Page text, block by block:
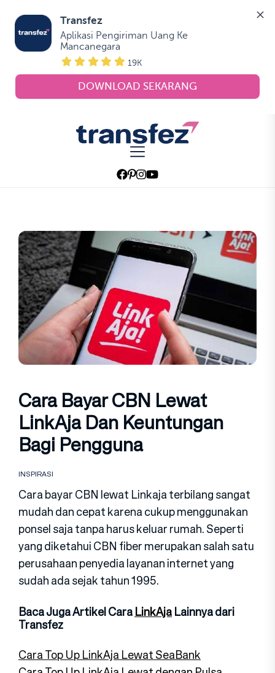
Transfez
Aplikasi Pengiriman Uang Ke
Mancanegara
19K
DOWNLOAD SEKARANG
Transfez
Cara Bayar CBN Lewat
LinkAja Dan Keuntungan
Bagi Pengguna
INSPIRASI
Cara bayar CBN lewat Linkaja terbilang sangat
mudah dan cepat karena cukup menggunakan
ponsel saja tanpa harus keluar rumah. Seperti
yang diketahui CBN fiber merupakan salah satu
perusahaan penyedia layanan internet yang
sudah ada sejak tahun 1995.
Baca Juga Artikel CaraLinkAjaLainnya dari
Transfez
Cara Top Up LinkAja Lewat SeaBank